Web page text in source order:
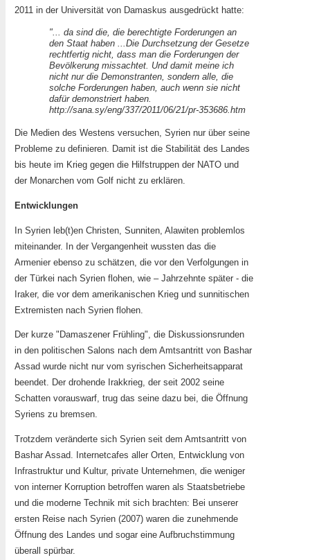
2011 in der Universität von Damaskus ausgedrückt hatte:
"... da sind die, die berechtigte Forderungen an
den Staat haben ...Die Durchsetzung der Gesetze
rechtfertig nicht, dass man die Forderungen der
Bevölkerung missachtet. Und damit meine ich
nicht nur die Demonstranten, sondern alle, die
solche Forderungen haben, auch wenn sie nicht
dafür demonstriert haben.
http://sana.sy/eng/337/2011/06/21/pr-353686.htm
Die Medien des Westens versuchen, Syrien nur über seine
Probleme zu definieren. Damit ist die Stabilität des Landes
bis heute im Krieg gegen die Hilfstruppen der NATO und
der Monarchen vom Golf nicht zu erklären.
Entwicklungen
In Syrien leb(t)en Christen, Sunniten, Alawiten problemlos
miteinander. In der Vergangenheit wussten das die
Armenier ebenso zu schätzen, die vor den Verfolgungen in
der Türkei nach Syrien flohen, wie – Jahrzehnte später - die
Iraker, die vor dem amerikanischen Krieg und sunnitischen
Extremisten nach Syrien flohen.
Der kurze "Damaszener Frühling", die Diskussionsrunden
in den politischen Salons nach dem Amtsantritt von Bashar
Assad wurde nicht nur vom syrischen Sicherheitsapparat
beendet. Der drohende Irakkrieg, der seit 2002 seine
Schatten vorauswarf, trug das seine dazu bei, die Öffnung
Syriens zu bremsen.
Trotzdem veränderte sich Syrien seit dem Amtsantritt von
Bashar Assad. Internetcafes aller Orten, Entwicklung von
Infrastruktur und Kultur, private Unternehmen, die weniger
von interner Korruption betroffen waren als Staatsbetriebe
und die moderne Technik mit sich brachten: Bei unserer
ersten Reise nach Syrien (2007) waren die zunehmende
Öffnung des Landes und sogar eine Aufbruchstimmung
überall spürbar.